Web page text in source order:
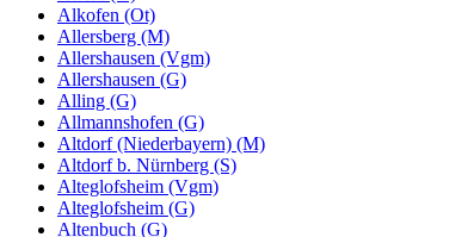
Alkofen (Ot)
Allersberg (M)
Allershausen (Vgm)
Allershausen (G)
Alling (G)
Allmannshofen (G)
Altdorf (Niederbayern) (M)
Altdorf b. Nürnberg (S)
Alteglofsheim (Vgm)
Alteglofsheim (G)
Altenbuch (G)